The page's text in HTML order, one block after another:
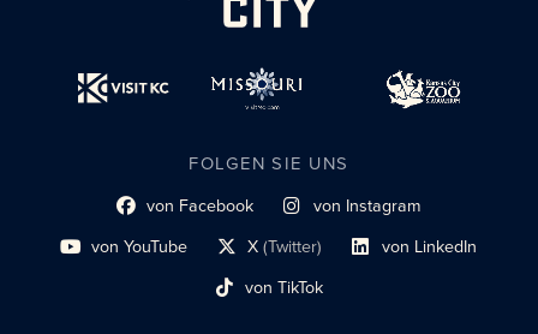
FOLGEN SIE UNS
Link zum sozialen Profil
von Facebook Link zum sozialen Profil
von Instagram
Link zum sozialen Profil
von YouTube X(Twitter)
Social-Profil-Link Link zum sozialen Profil
von LinkedIn
Link zum sozialen Profil
von TikTok